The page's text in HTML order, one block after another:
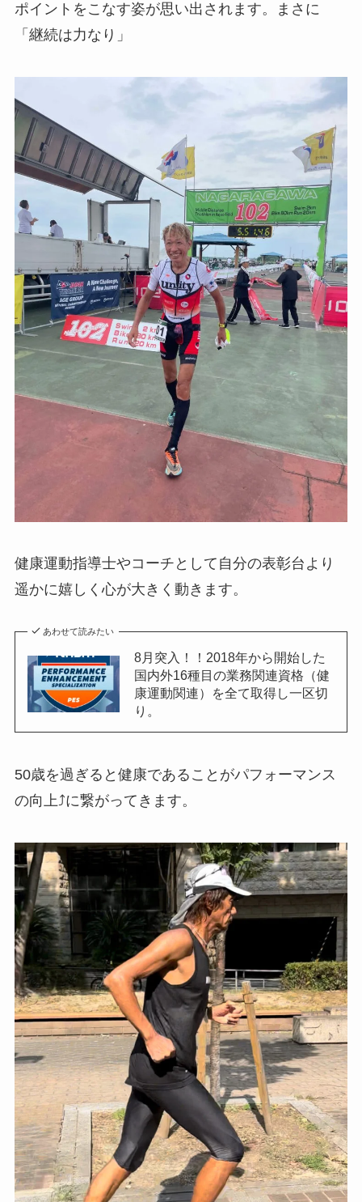
ポイントをこなす姿が思い出されます。まさに
「継続は力なり」
健康運動指導士やコーチとして自分の表彰台より
遥かに嬉しく心が大きく動きます。
あわせて読みたい
8月突入！！2018年から開始した
国内外16種目の業務関連資格（健
康運動関連）を全て取得し一区切
り。
50歳を過ぎると健康であることがパフォーマンス
の向上⤴️に繋がってきます。